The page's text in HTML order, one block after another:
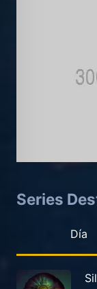
Series
Día